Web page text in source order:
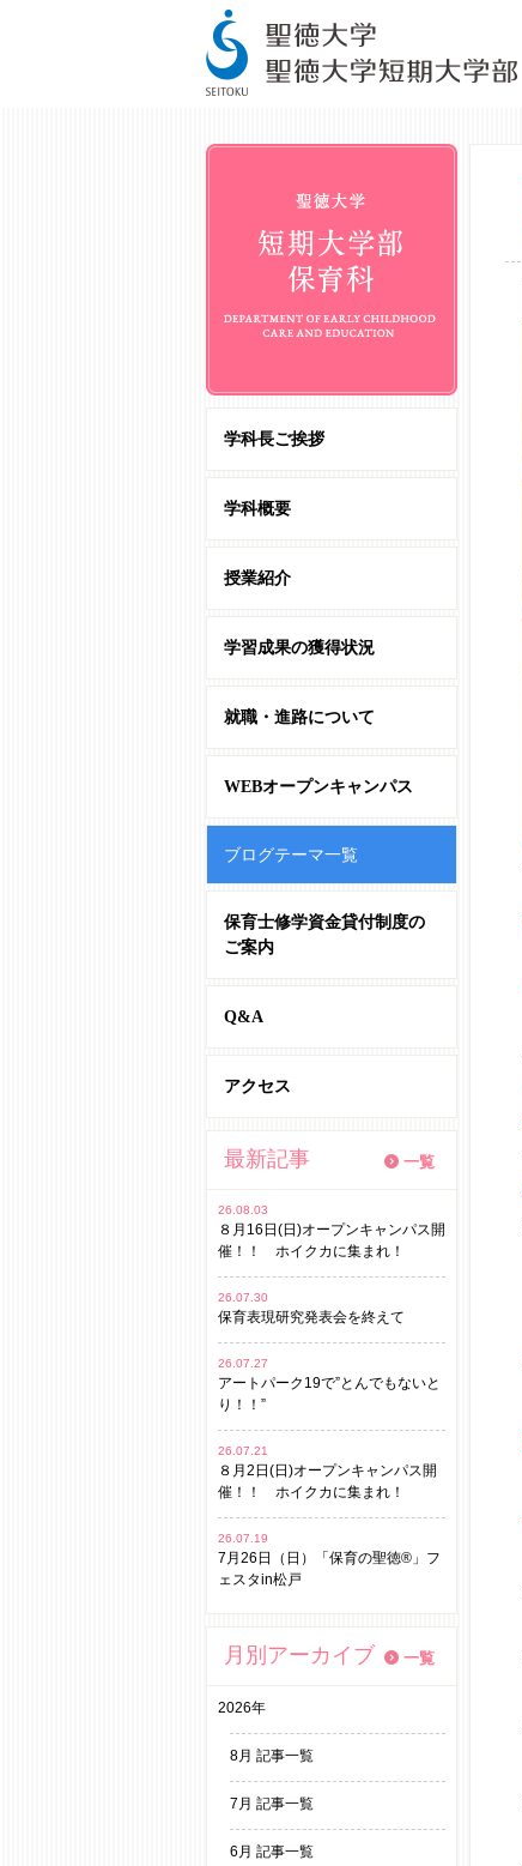
学科長ご挨拶
学科概要
授業紹介
学習成果の獲得状況
就職・進路について
WEBオープンキャンパス
ブログテーマ一覧
保育士修学資金貸付制度の
ご案内
Q&A
アクセス
最新記事 一覧
26.08.03
８月16日(日)オープンキャンパス開
催！！ ホイクカに集まれ！
26.07.30
保育表現研究発表会を終えて
26.07.27
アートパーク19で”とんでもないと
り！！”
26.07.21
８月2日(日)オープンキャンパス開
催！！ ホイクカに集まれ！
26.07.19
7月26日（日）「保育の聖徳®」フ
ェスタin松戸
月別アーカイブ 一覧
2026年
8月 記事一覧
7月 記事一覧
6月 記事一覧